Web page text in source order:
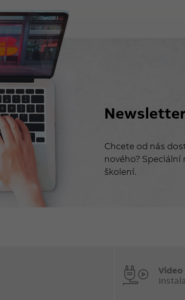
Chcete od nás
nového?
školení.
Video